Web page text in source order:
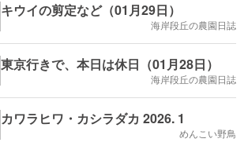
キウイの剪定など（01月29日）
海岸段丘の農園日誌
東京行きで、本日は休日（01月28日）
海岸段丘の農園日誌
カワラヒワ・カシラダカ 2026. 1
めんこい野鳥